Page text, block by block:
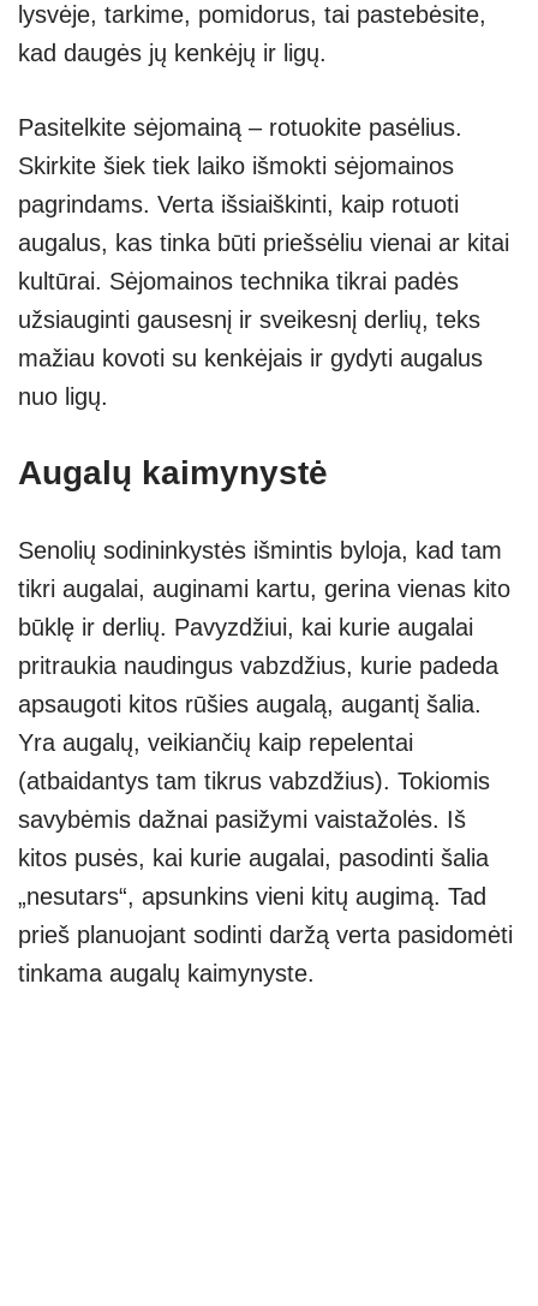
lysvėje, tarkime, pomidorus, tai pastebėsite,
kad daugės jų kenkėjų ir ligų.
Pasitelkite sėjomainą – rotuokite pasėlius.
Skirkite šiek tiek laiko išmokti sėjomainos
pagrindams. Verta išsiaiškinti, kaip rotuoti
augalus, kas tinka būti priešsėliu vienai ar kitai
kultūrai. Sėjomainos technika tikrai padės
užsiauginti gausesnį ir sveikesnį derlių, teks
mažiau kovoti su kenkėjais ir gydyti augalus
nuo ligų.
Augalų kaimynystė
Senolių sodininkystės išmintis byloja, kad tam
tikri augalai, auginami kartu, gerina vienas kito
būklę ir derlių. Pavyzdžiui, kai kurie augalai
pritraukia naudingus vabzdžius, kurie padeda
apsaugoti kitos rūšies augalą, augantį šalia.
Yra augalų, veikiančių kaip repelentai
(atbaidantys tam tikrus vabzdžius). Tokiomis
savybėmis dažnai pasižymi vaistažolės. Iš
kitos pusės, kai kurie augalai, pasodinti šalia
„nesutars“, apsunkins vieni kitų augimą. Tad
prieš planuojant sodinti daržą verta pasidomėti
tinkama augalų kaimynyste.